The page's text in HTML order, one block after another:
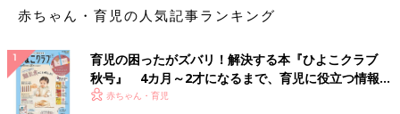
赤ちゃん・育児の人気記事ランキング
育児の困ったがズバリ！解決する本『ひよこクラブ
秋号』 4カ月～2才になるまで、育児に役立つ情報が
いっぱい！
赤ちゃん・育児